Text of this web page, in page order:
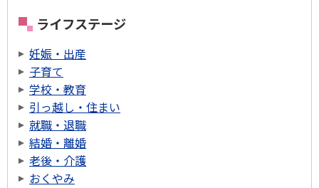
ライフステージ
妊娠・出産
子育て
学校・教育
引っ越し・住まい
就職・退職
結婚・離婚
老後・介護
おくやみ